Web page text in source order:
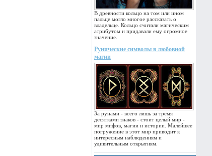
В древности кольцо на том или ином
пальце могло многое рассказать о
владельце. Кольцо считали магическим
атрибутом и придавали ему огромное
значение.
Рунические символы в любовной
магии
За рунами - всего лишь за тремя
десятками знаков - стоит целый мир -
мир мифов, магии и истории. Малейшее
погружение в этот мир приводит к
интересным наблюдениям и
удивительным открытиям.